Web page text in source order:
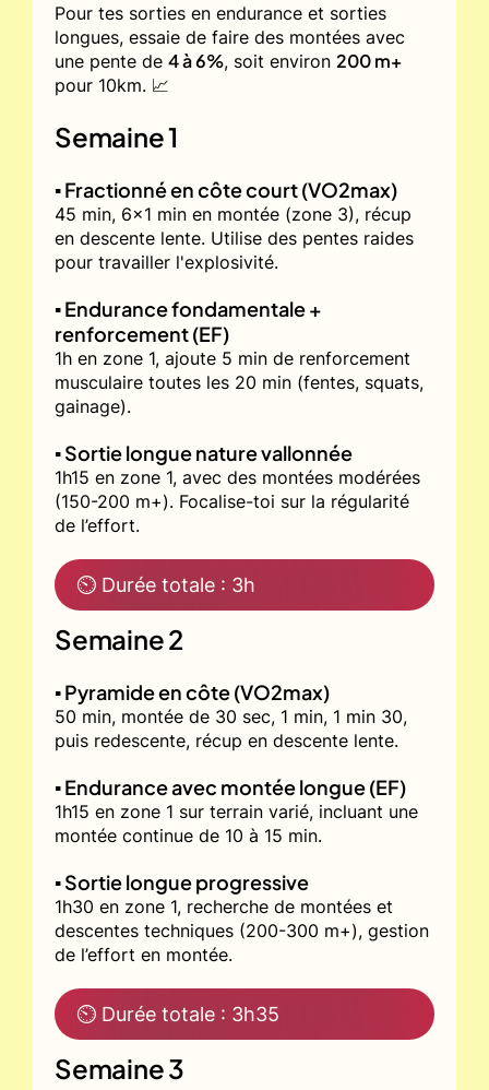
Pour tes sorties en endurance et sorties
longues, essaie de faire des montées avec
une pente de 4 à 6%, soit environ 200 m+
pour 10km. 📈
Semaine 1
▪️ Fractionné en côte court (VO2max)
45 min, 6x1 min en montée (zone 3), récup
en descente lente. Utilise des pentes raides
pour travailler l'explosivité.
▪️ Endurance fondamentale +
renforcement (EF)
1h en zone 1, ajoute 5 min de renforcement
musculaire toutes les 20 min (fentes, squats,
gainage).
▪️ Sortie longue nature vallonnée
1h15 en zone 1, avec des montées modérées
(150-200 m+). Focalise-toi sur la régularité
de l’effort.
⏲ Durée totale : 3h
Semaine 2
▪️ Pyramide en côte (VO2max)
50 min, montée de 30 sec, 1 min, 1 min 30,
puis redescente, récup en descente lente.
▪️ Endurance avec montée longue (EF)
1h15 en zone 1 sur terrain varié, incluant une
montée continue de 10 à 15 min.
▪️ Sortie longue progressive
1h30 en zone 1, recherche de montées et
descentes techniques (200-300 m+), gestion
de l’effort en montée.
⏲ Durée totale : 3h35
Semaine 3